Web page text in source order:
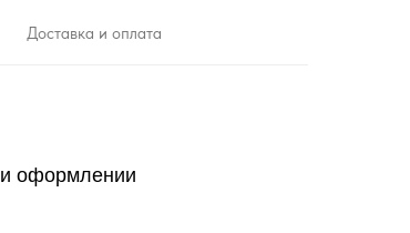
Доставка и оплата
оформлении